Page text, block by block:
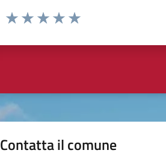
Valuta da 1 a 5 stelle la pagina
Contatta il comune